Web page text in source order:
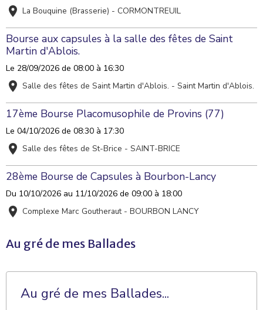
La Bouquine (Brasserie) - CORMONTREUIL
Bourse aux capsules à la salle des fêtes de Saint
Martin d'Ablois.
Le 28/09/2026 de 08:00 à 16:30
Salle des fêtes de Saint Martin d'Ablois. - Saint Martin d'Ablois.
17ème Bourse Placomusophile de Provins (77)
Le 04/10/2026 de 08:30 à 17:30
Salle des fêtes de St-Brice - SAINT-BRICE
28ème Bourse de Capsules à Bourbon-Lancy
Du 10/10/2026 au 11/10/2026 de 09:00 à 18:00
Complexe Marc Goutheraut - BOURBON LANCY
Au gré de mes Ballades
Au gré de mes Ballades...